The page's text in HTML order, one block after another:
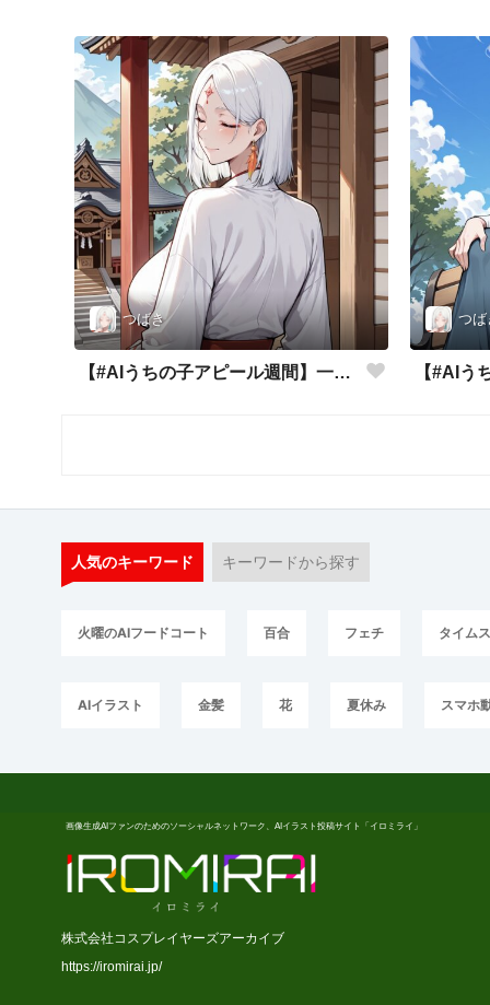
つばき
【#AIうちの子アピール週間】一番輝く勝負服
つば
人気のキーワード キーワードから探す
火曜のAIフードコート 百合 フェチ タイム
AIイラスト 金髪 花 夏休み スマホ
画像生成AIファンのためのソーシャルネットワーク、AIイラスト投稿サイト「イロミライ」
株式会社コスプレイヤーズアーカイブ
https://iromirai.jp/